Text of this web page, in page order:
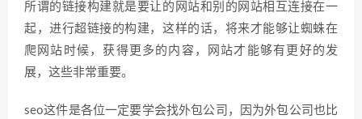
所谓的链接构建就是要让的网站和别的网站相互连接在一
起，进行超链接的构建，这样的话，将来才能够让蜘蛛在
爬网站时候，获得更多的内容，网站才能够有更好的发
展，这些非常重要。
seo这件是各位一定要学会找外包公司，因为外包公司也比